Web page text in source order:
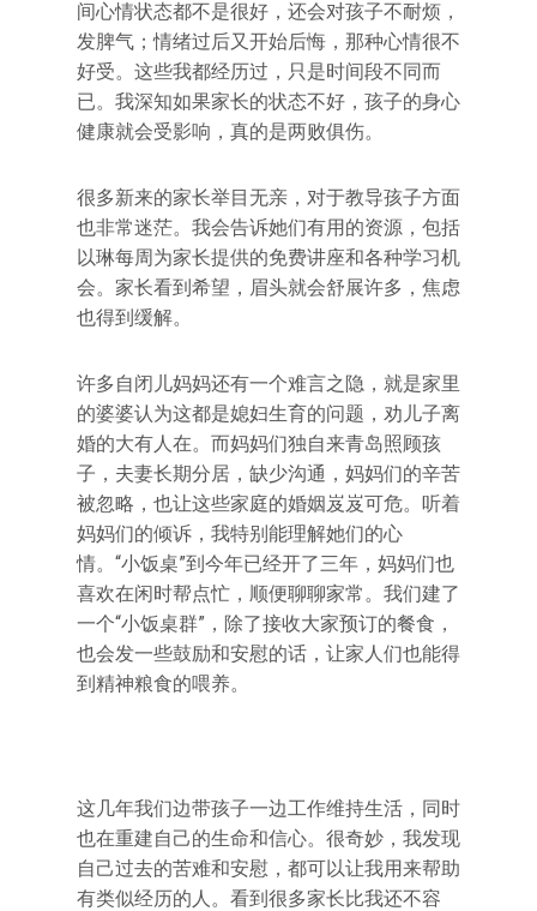
间心情状态都不是很好，还会对孩子不耐烦，
发脾气；情绪过后又开始后悔，那种心情很不
好受。这些我都经历过，只是时间段不同而
已。我深知如果家长的状态不好，孩子的身心
健康就会受影响，真的是两败俱伤。
很多新来的家长举目无亲，对于教导孩子方面
也非常迷茫。我会告诉她们有用的资源，包括
以琳每周为家长提供的免费讲座和各种学习机
会。家长看到希望，眉头就会舒展许多，焦虑
也得到缓解。
许多自闭儿妈妈还有一个难言之隐，就是家里
的婆婆认为这都是媳妇生育的问题，劝儿子离
婚的大有人在。而妈妈们独自来青岛照顾孩
子，夫妻长期分居，缺少沟通，妈妈们的辛苦
被忽略，也让这些家庭的婚姻岌岌可危。听着
妈妈们的倾诉，我特别能理解她们的心
情。“小饭桌”到今年已经开了三年，妈妈们也
喜欢在闲时帮点忙，顺便聊聊家常。我们建了
一个“小饭桌群”，除了接收大家预订的餐食，
也会发一些鼓励和安慰的话，让家人们也能得
到精神粮食的喂养。
这几年我们边带孩子一边工作维持生活，同时
也在重建自己的生命和信心。很奇妙，我发现
自己过去的苦难和安慰，都可以让我用来帮助
有类似经历的人。看到很多家长比我还不容